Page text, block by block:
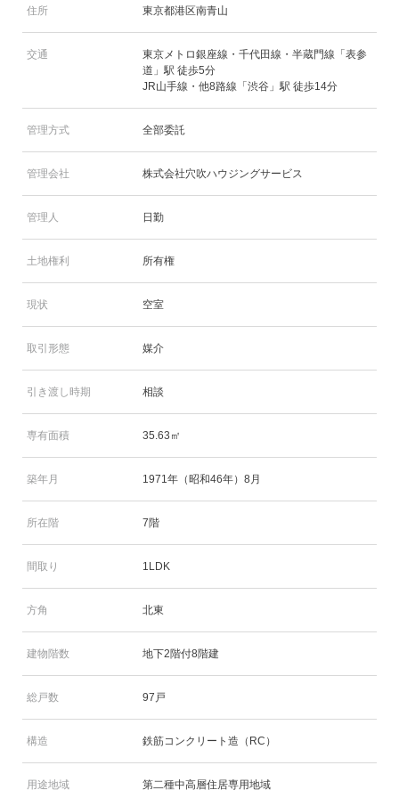
住所 東京都港区南青山
交通
東京メトロ銀座線・千代田線・半蔵門線「表参
道」駅 徒歩5分
JR山手線・他8路線「渋谷」駅 徒歩14分
管理方式 全部委託
管理会社 株式会社穴吹ハウジングサービス
管理人 日勤
土地権利 所有権
現状 空室
取引形態 媒介
引き渡し時期 相談
専有面積 35.63㎡
築年月 1971年（昭和46年）8月
所在階 7階
間取り 1LDK
方角 北東
建物階数 地下2階付8階建
総戸数 97戸
構造 鉄筋コンクリート造（RC）
用途地域 第二種中高層住居専用地域